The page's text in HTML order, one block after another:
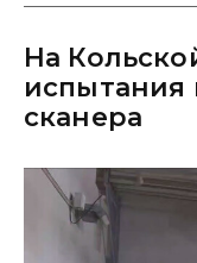
На
испытания
сканера